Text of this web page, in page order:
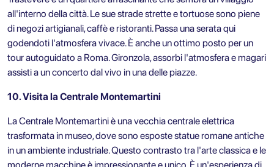
all'interno della città. Le sue strade strette e tortuose sono piene
di negozi artigianali, caffè e ristoranti. Passa una serata qui
godendoti l'atmosfera vivace. È anche un ottimo posto per un
tour autoguidato a Roma. Gironzola, assorbi l'atmosfera e magari
assisti a un concerto dal vivo in una delle piazze.
10. Visita la Centrale Montemartini
La Centrale Montemartini è una vecchia centrale elettrica
trasformata in museo, dove sono esposte statue romane antiche
in un ambiente industriale. Questo contrasto tra l'arte classica e le